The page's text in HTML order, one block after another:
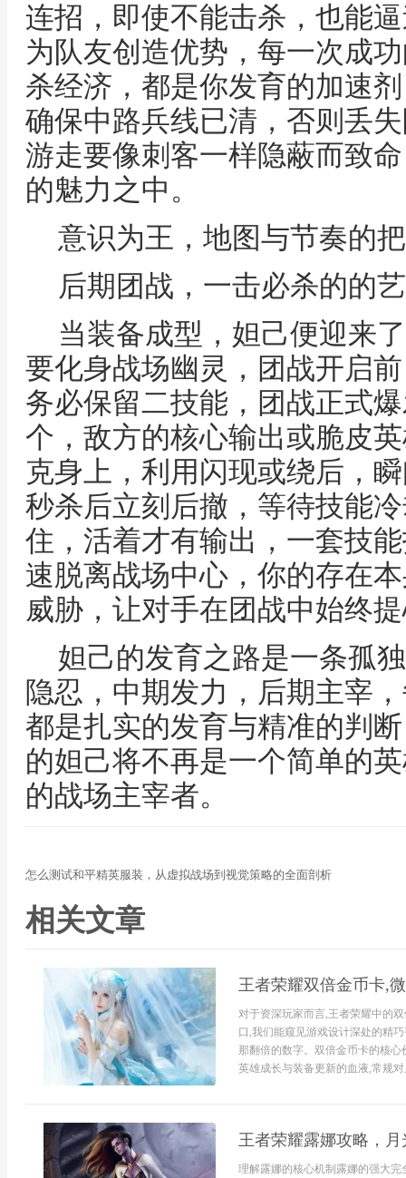
连招，即使不能击杀，也能
为队友创造优势，每一次成
杀经济，都是你发育的加速
确保中路兵线已清，否则丢
游走要像刺客一样隐蔽而致
的魅力之中。
意识为王，地图与节奏的
后期团战，一击必杀的的
当装备成型，妲己便迎来
要化身战场幽灵，团战开启
务必保留二技能，团战正式
个，敌方的核心输出或脆皮
克身上，利用闪现或绕后，
秒杀后立刻后撤，等待技能
住，活着才有输出，一套技
速脱离战场中心，你的存在
威胁，让对手在团战中始终
妲己的发育之路是一条孤
隐忍，中期发力，后期主宰
都是扎实的发育与精准的判
的妲己将不再是一个简单的
的战场主宰者。
怎么测试和平精英服装，从虚拟战场到视觉策略的全面剖析
相关文章
王者荣耀双倍金币卡,
对于资深玩家而言,王者荣耀中的
口,我们能窥见游戏设计深处的精
那翻倍的数字。双倍金币卡的核
英雄成长与装备更新的血液,常规对
王者荣耀露娜攻略，
理解露娜的核心机制露娜的强大